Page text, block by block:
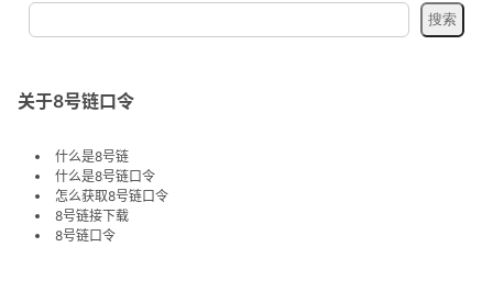
关于8号链口令
什么是8号链
什么是8号链口令
怎么获取8号链口令
8号链接下载
8号链口令